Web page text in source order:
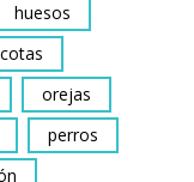
huesos
orejas
perros